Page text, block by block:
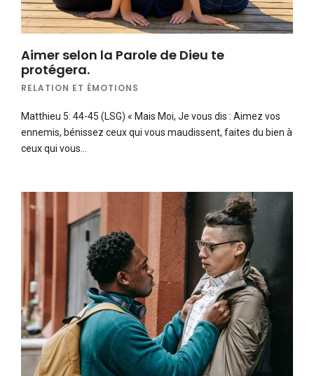
Aimer selon la Parole de Dieu te
protégera.
RELATION ET ÉMOTIONS
Matthieu 5: 44-45 (LSG) « Mais Moi, Je vous dis : Aimez vos
ennemis, bénissez ceux qui vous maudissent, faites du bien à
ceux qui vous…